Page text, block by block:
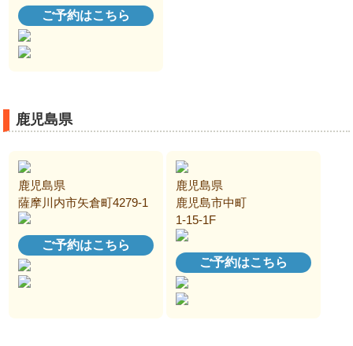
ご予約はこちら
鹿児島県
鹿児島県
薩摩川内市矢倉町4279-1
ご予約はこちら
鹿児島県
鹿児島市中町
1-15-1F
ご予約はこちら